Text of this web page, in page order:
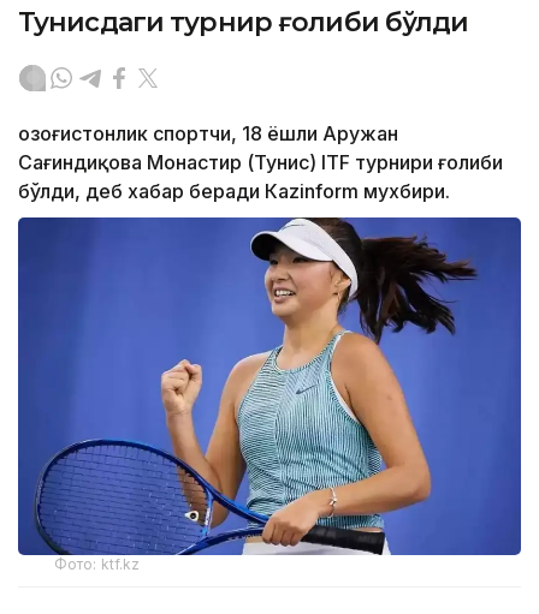
Тунисдаги турнир ғолиби бўлди
Қозоғистонлик спортчи, 18 ёшли Аружан
Сағиндиқова Монастир (Тунис) ITF турнири ғолиби
бўлди, деб хабар беради Каzinform мухбири.
Фото: ktf.kz